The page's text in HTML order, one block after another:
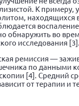
больным
К примеру,
находящихся
обнаружить во
исследования [3].
ремиссия —
по данными
[4]. Средний
от терапии и